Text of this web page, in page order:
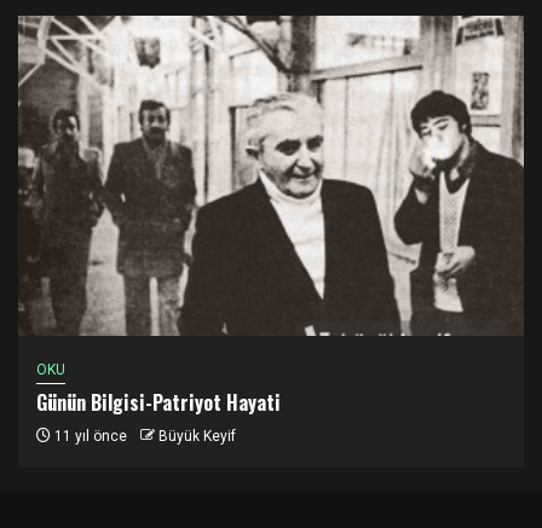
OKU
Günün Bilgisi-Patriyot Hayati
11 yıl önce Büyük Keyif